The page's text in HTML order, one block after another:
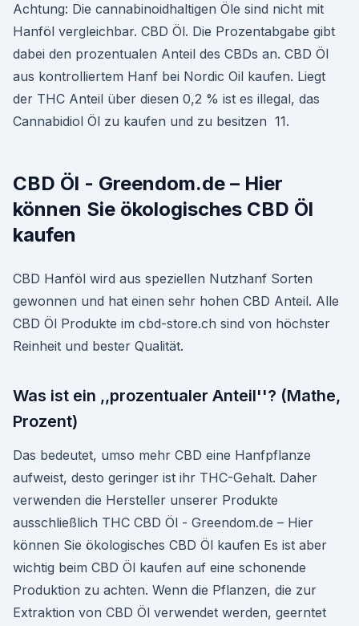
Achtung: Die cannabinoidhaltigen Öle sind nicht mit
Hanföl vergleichbar. CBD Öl. Die Prozentabgabe gibt
dabei den prozentualen Anteil des CBDs an. CBD Öl
aus kontrolliertem Hanf bei Nordic Oil kaufen. Liegt
der THC Anteil über diesen 0,2 % ist es illegal, das
Cannabidiol Öl zu kaufen und zu besitzen 11.
CBD Öl - Greendom.de – Hier
können Sie ökologisches CBD Öl
kaufen
CBD Hanföl wird aus speziellen Nutzhanf Sorten
gewonnen und hat einen sehr hohen CBD Anteil. Alle
CBD Öl Produkte im cbd-store.ch sind von höchster
Reinheit und bester Qualität.
Was ist ein ,,prozentualer Anteil''? (Mathe,
Prozent)
Das bedeutet, umso mehr CBD eine Hanfpflanze
aufweist, desto geringer ist ihr THC-Gehalt. Daher
verwenden die Hersteller unserer Produkte
ausschließlich THC CBD Öl - Greendom.de – Hier
können Sie ökologisches CBD Öl kaufen Es ist aber
wichtig beim CBD Öl kaufen auf eine schonende
Produktion zu achten. Wenn die Pflanzen, die zur
Extraktion von CBD Öl verwendet werden, geerntet